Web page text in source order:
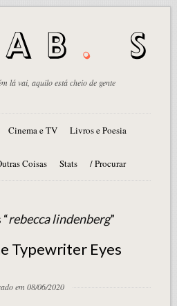
lá vai, aquilo está cheio de gente
Cinema e TV Livros e Poesia
Coisas Stats / Procurar
rebecca lindenberg”
Typewriter Eyes
em 08/06/2020